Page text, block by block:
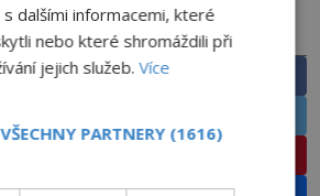
SDÍLEJTE ČLÁNEK
Facebook
dalšími informacemi, které
nebo které shromáždili při
jejich služeb.Více
PARTNERY (1616)